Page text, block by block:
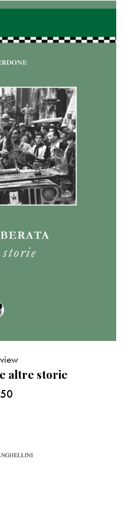
altre storie